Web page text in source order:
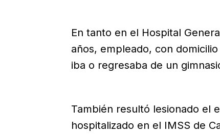
En tanto en el Hospital
años, empleado, con
iba o regresaba de un
También resultó lesionado el
hospitalizado en el IMSS de